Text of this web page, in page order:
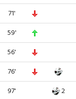
71'
59'
56'
76'
97' 2